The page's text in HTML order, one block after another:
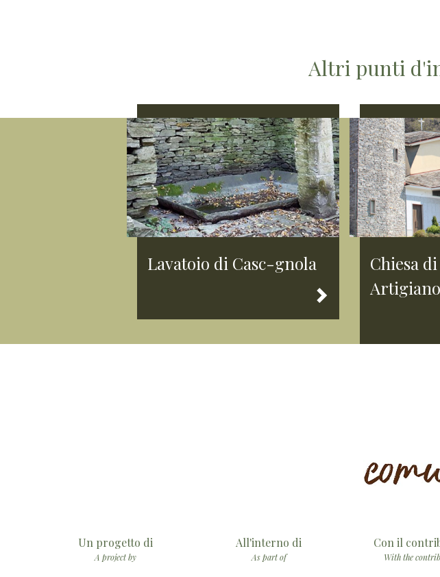
Altri punti
Lavatoio di Casc-gnola
Chiesa
Artigiano
Un progetto di
A project by
All'interno di
As part of
Con il
With the